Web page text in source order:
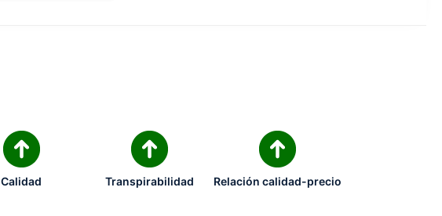
Calidad Transpirabilidad Relación calidad-precio